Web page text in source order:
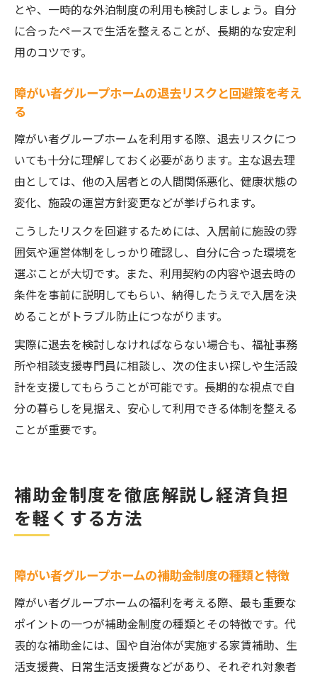
とや、一時的な外泊制度の利用も検討しましょう。自分
に合ったペースで生活を整えることが、長期的な安定利
用のコツです。
障がい者グループホームの退去リスクと回避策を考え
る
障がい者グループホームを利用する際、退去リスクにつ
いても十分に理解しておく必要があります。主な退去理
由としては、他の入居者との人間関係悪化、健康状態の
変化、施設の運営方針変更などが挙げられます。
こうしたリスクを回避するためには、入居前に施設の雰
囲気や運営体制をしっかり確認し、自分に合った環境を
選ぶことが大切です。また、利用契約の内容や退去時の
条件を事前に説明してもらい、納得したうえで入居を決
めることがトラブル防止につながります。
実際に退去を検討しなければならない場合も、福祉事務
所や相談支援専門員に相談し、次の住まい探しや生活設
計を支援してもらうことが可能です。長期的な視点で自
分の暮らしを見据え、安心して利用できる体制を整える
ことが重要です。
補助金制度を徹底解説し経済負担
を軽くする方法
障がい者グループホームの補助金制度の種類と特徴
障がい者グループホームの福利を考える際、最も重要な
ポイントの一つが補助金制度の種類とその特徴です。代
表的な補助金には、国や自治体が実施する家賃補助、生
活支援費、日常生活支援費などがあり、それぞれ対象者